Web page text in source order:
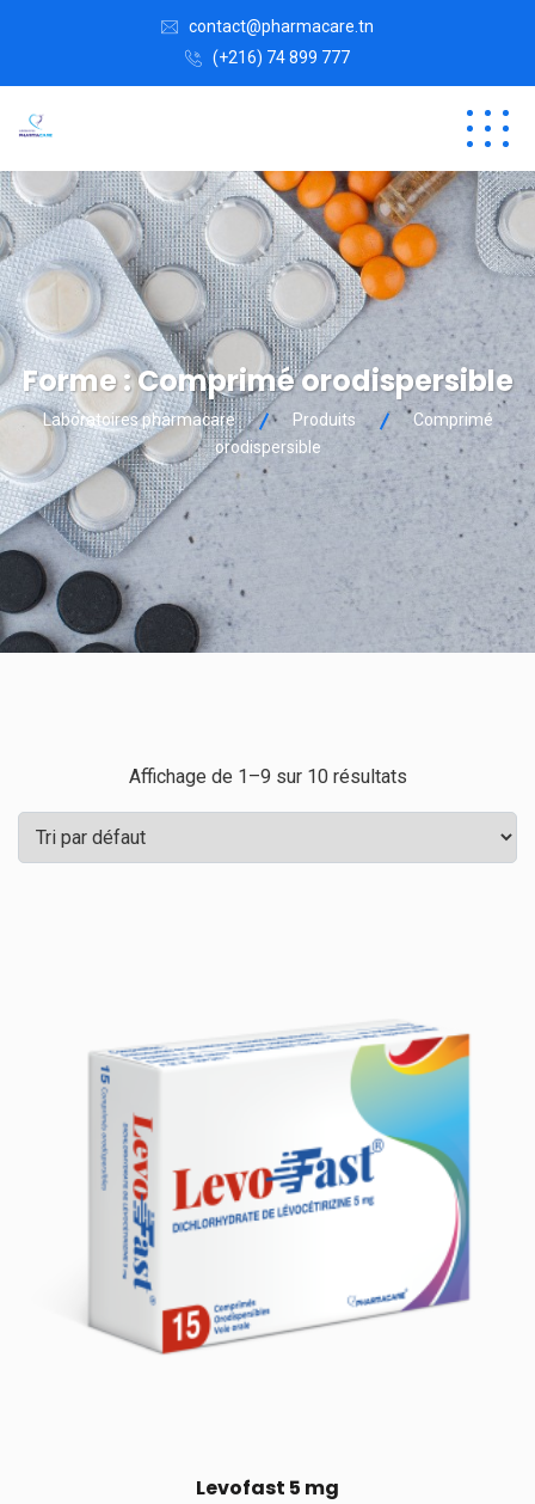
contact@pharmacare.tn
(+216) 74 899 777
Forme :Comprimé orodispersible
Laboratoires pharmacare Produits
Comprimé
orodispersible
Affichage de 1–9 sur 10 résultats
Levofast 5 mg